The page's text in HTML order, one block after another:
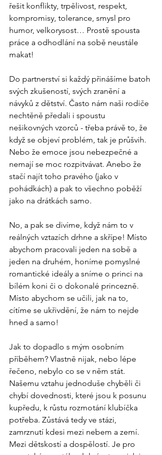
řešit konflikty, trpělivost, respekt,
kompromisy, tolerance, smysl pro
humor, velkorysost… Prostě spousta
práce a odhodlání na sobě neustále
makat!
Do partnerství si každý přinášíme batoh
svých zkušeností, svých zranění a
návyků z dětství. Často nám naši rodiče
nechtěně předali i spoustu
nešikovných vzorců - třeba právě to, že
když se objeví problém, tak je průšvih.
Nebo že emoce jsou nebezpečné a
nemají se moc rozpitvávat. Anebo že
stačí najít toho pravého (jako v
pohádkách) a pak to všechno poběží
jako na drátkách samo.
No, a pak se divíme, když nám to v
reálných vztazích drhne a skřípe! Místo
abychom pracovali jeden na sobě a
jeden na druhém, honíme pomyslné
romantické ideály a sníme o princi na
bílém koni či o dokonalé princezně.
Místo abychom se učili, jak na to,
cítíme se ukřivdění, že nám to nejde
hned a samo!
Jak to dopadlo s mým osobním
příběhem? Vlastně nijak, nebo lépe
řečeno, nebylo co se v něm stát.
Našemu vztahu jednoduše chyběli či
chybí dovednosti, které jsou k posunu
kupředu, k růstu rozmotání klubíčka
potřeba. Zůstává tedy ve stázi,
zamrznutí kdesi mezi nebem a zemí.
Mezi dětskostí a dospělostí. Je pro